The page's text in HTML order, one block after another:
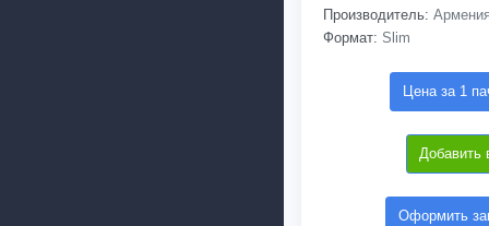
Производитель: Армения
Формат: Slim
Цена за 1
Добавить
Оформить